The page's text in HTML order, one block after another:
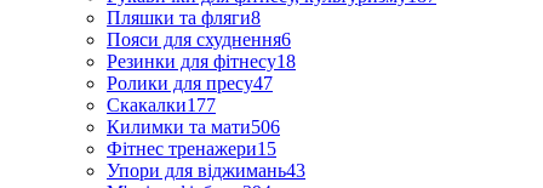
Пляшки та фляги8
Пояси для схуднення6
Резинки для фітнесу18
Ролики для пресу47
Скакалки177
Килимки та мати506
Фітнес тренажери15
Упори для віджимань43